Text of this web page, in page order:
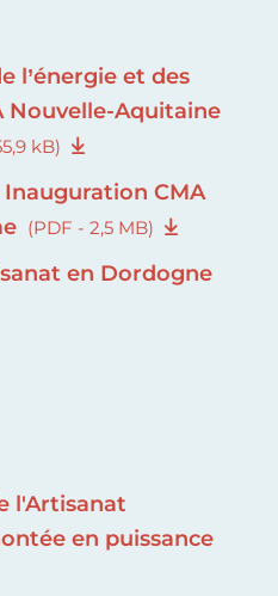
l’énergie et des
Nouvelle-Aquitaine
kB)
Inauguration CMA
(PDF - 2,5 MB)
en Dordogne
l'Artisanat
en puissance